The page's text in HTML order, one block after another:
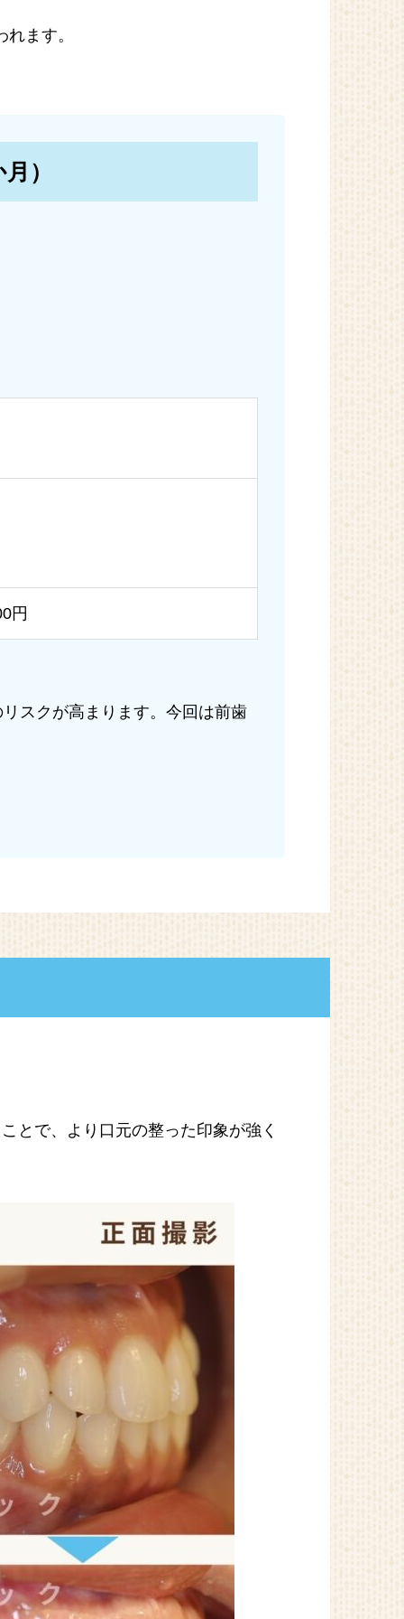
ます。
）
円
スクが高まります。今回は前歯
とで、より口元の整った印象が強く